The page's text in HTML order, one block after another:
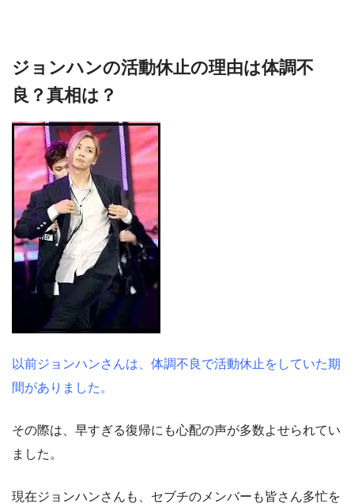
ジョンハンの活動休止の理由は体調不
良？真相は？
以前ジョンハンさんは、体調不良で活動休止をしていた期
間がありました。
その際は、早すぎる復帰にも心配の声が多数よせられてい
ました。
現在ジョンハンさんも、セブチのメンバーも皆さん多忙を